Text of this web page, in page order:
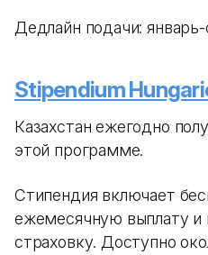
Дедлайн подачи: январь-
Stipendium
Казахстан ежегодно
этой программе.
Стипендия включает
ежемесячную выплату
страховку. Доступно